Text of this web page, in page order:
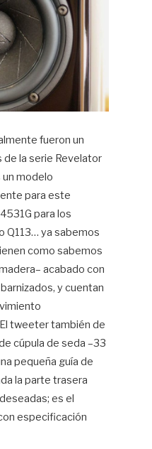
fueron un
la serie Revelator
un modelo
para este
para los
Q113… ya sabemos
como sabemos
acabado con
y cuentan
tweeter también de
cúpula de seda –33
pequeña guía de
la parte trasera
es el
especificación